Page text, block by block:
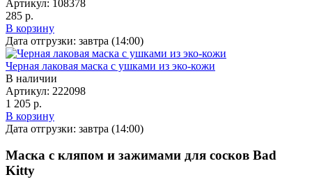
Артикул: 108378
285 р.
В корзину
Дата отгрузки: завтра (14:00)
Черная лаковая маска с ушками из эко-кожи
В наличии
Артикул: 222098
1 205 р.
В корзину
Дата отгрузки: завтра (14:00)
Маска с кляпом и зажимами для сосков Bad
Kitty